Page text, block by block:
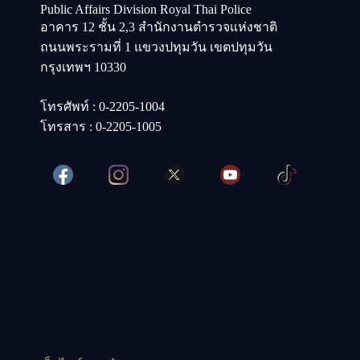
Public Affairs Division Royal Thai Police
อาคาร 12 ชั้น 2,3 สำนักงานตำรวจแห่งชาติ
ถนนพระรามที่ 1 แขวงปทุมวัน เขตปทุมวัน
กรุงเทพฯ 10330
โทรศัพท์ : 0-2205-1004
โทรสาร : 0-2205-1005